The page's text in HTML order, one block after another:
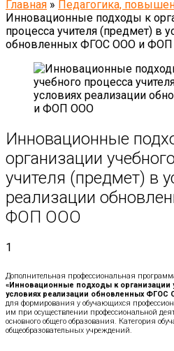
Главная » Педагогика,
Инновационные подходы к
процесса учителя (предмет) в
обновленных ФГОС ООО и
Инновационные
организации
учителя (предмет) в
реализации
ФОП ООО
1
Дополнительная профессиональная
«Инновационные подходы к организации
условиях реализации обновленных
для формирования у обучающихся
им при осуществлении профессиональной
основного общего образования. Категория
общеобразовательных учреждений.